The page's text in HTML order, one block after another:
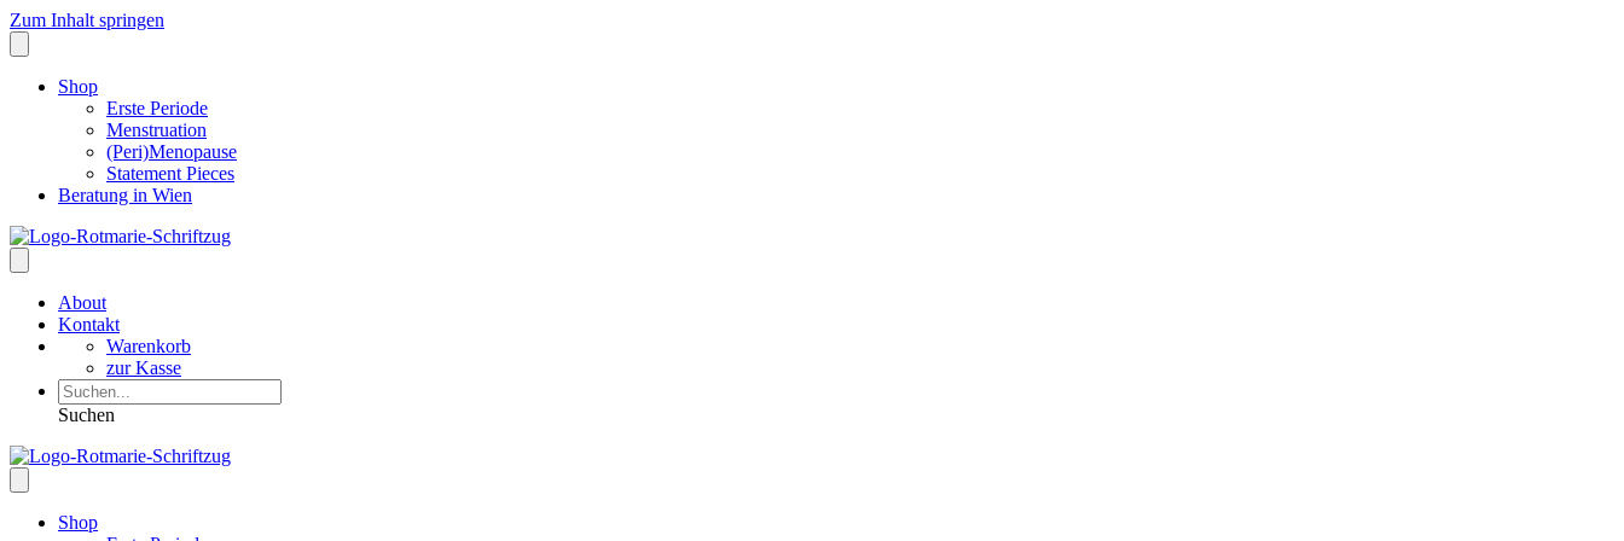
Zum Inhalt springen
Shop
Erste Periode
Menstruation
(Peri)Menopause
Statement Pieces
Beratung in Wien
About
Kontakt
Warenkorb
zur Kasse
Suchen
Shop